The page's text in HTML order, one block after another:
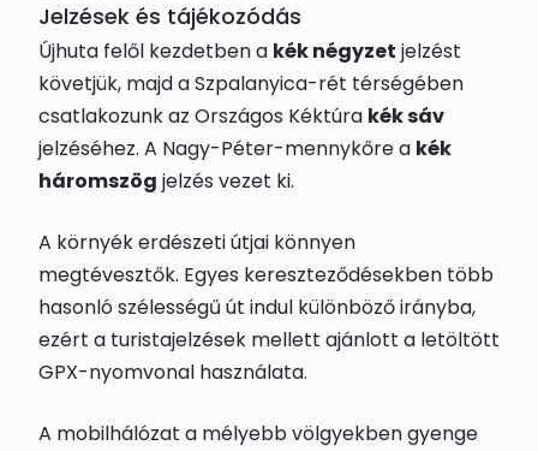
Jelzések és tájékozódás
Újhuta felől kezdetben a kék négyzet jelzést
követjük, majd a Szpalanyica-rét térségében
csatlakozunk az Országos Kéktúra kék sáv
jelzéséhez. A Nagy-Péter-mennykőre a kék
háromszög jelzés vezet ki.
A környék erdészeti útjai könnyen
megtévesztők. Egyes kereszteződésekben több
hasonló szélességű út indul különböző irányba,
ezért a turistajelzések mellett ajánlott a letöltött
GPX-nyomvonal használata.
A mobilhálózat a mélyebb völgyekben gyenge